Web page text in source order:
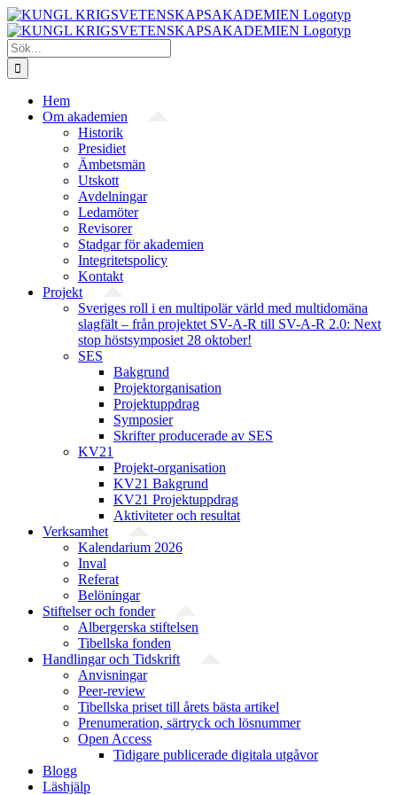
Fortsätt
till
innehållet
Sök
efter:
Hem
Om akademien
Historik
Presidiet
Ämbetsmän
Utskott
Avdelningar
Ledamöter
Revisorer
Stadgar för akademien
Integritetspolicy
Kontakt
Projekt
Sveriges roll i en multipolär värld med multidomäna
slagfält – från projektet SV-A-R till SV-A-R 2.0: Next
stop höstsymposiet 28 oktober!
SES
Bakgrund
Projekt­organisation
Projektuppdrag
Symposier
Skrifter producerade av SES
KV21
Projekt-organisation
KV21 Bakgrund
KV21 Projektuppdrag
Aktiviteter och resultat
Verksamhet
Kalendarium 2026
Inval
Referat
Belöningar
Stiftelser och fonder
Albergerska stiftelsen
Tibellska fonden
Handlingar och Tidskrift
Anvisningar
Peer-review
Tibellska priset till årets bästa artikel
Prenumeration, särtryck och lösnummer
Open Access
Tidigare publicerade digitala utgåvor
Blogg
Läshjälp